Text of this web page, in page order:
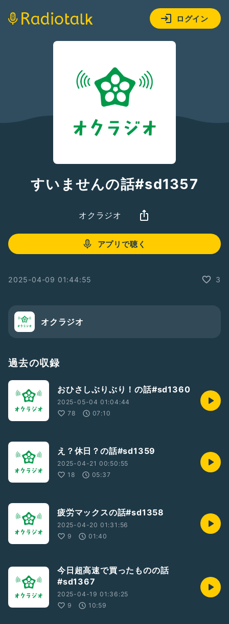
ログイン
すいませんの話#sd1357
オクラジオ
アプリで聴く
2025-04-09 01:44:55 3
オクラジオ
過去の収録
おひさしぶりぶり！の話#sd1360
2025-05-04 01:04:44
78
07:10
え？休日？の話#sd1359
2025-04-21 00:50:55
18
05:37
疲労マックスの話#sd1358
2025-04-20 01:31:56
9
01:40
今日超高速で買ったものの話
#sd1367
2025-04-19 01:36:25
9
10:59